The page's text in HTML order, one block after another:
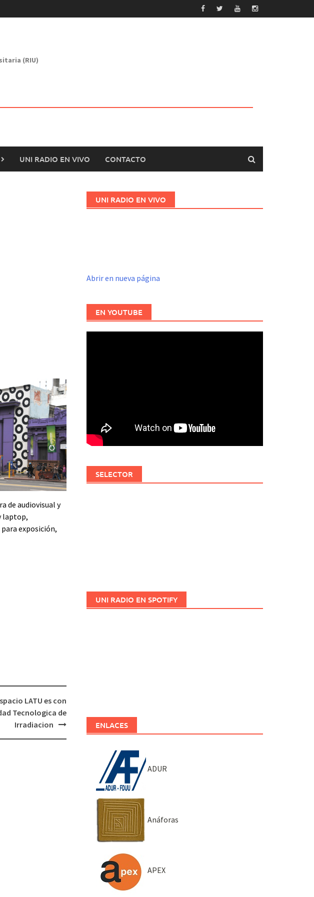
(RIU)
UNI RADIO EN VIVO CONTACTO
de audiovisual y
laptop,
exposición,
LATU es con
Tecnologica de
Irradiacion
UNI RADIO EN VIVO
Abrir en nueva página
EN YOUTUBE
SELECTOR
UNI RADIO EN SPOTIFY
ENLACES
ADUR
Anáforas
APEX